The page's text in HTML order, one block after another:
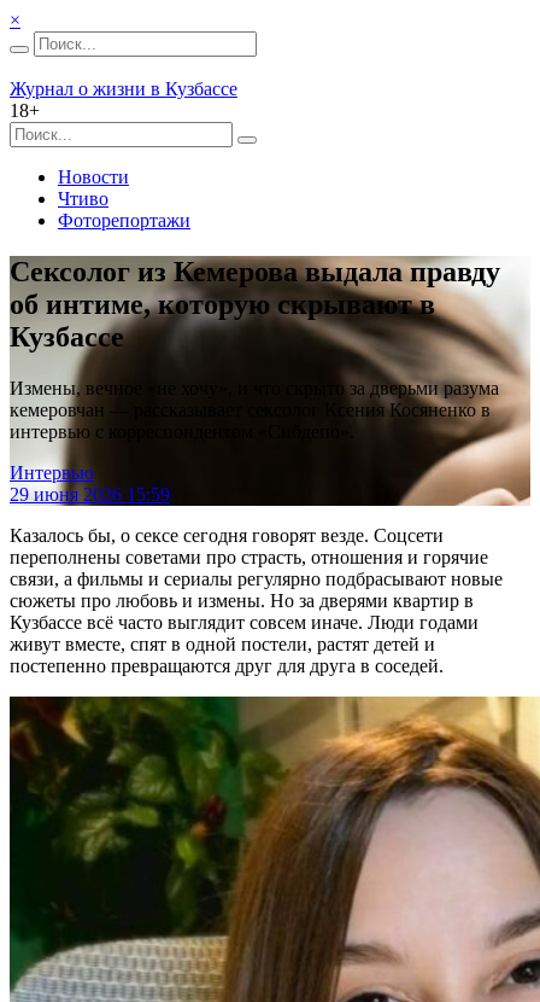
×
Журнал о жизни в Кузбассе
18+
Новости
Чтиво
Фоторепортажи
Сексолог из Кемерова выдала правду
об интиме, которую скрывают в
Кузбассе
Измены, вечное «не хочу», и что скрыто за дверьми разума
кемеровчан — рассказывает сексолог Ксения Косяненко в
интервью с корреспондентом «Сибдепо».
Интервью
29 июня 2026 15:59
Казалось бы, о сексе сегодня говорят везде. Соцсети
переполнены советами про страсть, отношения и горячие
связи, а фильмы и сериалы регулярно подбрасывают новые
сюжеты про любовь и измены. Но за дверями квартир в
Кузбассе всё часто выглядит совсем иначе. Люди годами
живут вместе, спят в одной постели, растят детей и
постепенно превращаются друг для друга в соседей.